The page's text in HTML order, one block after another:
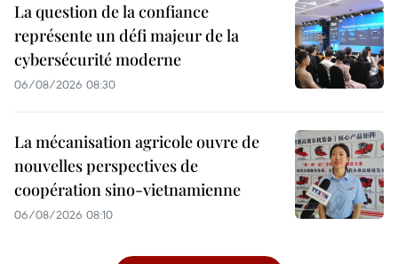
La question de la confiance
représente un défi majeur de la
cybersécurité moderne
06/08/2026 08:30
La mécanisation agricole ouvre de
nouvelles perspectives de
coopération sino-vietnamienne
06/08/2026 08:10